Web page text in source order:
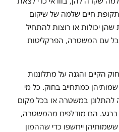
חיים שלמה של שיקום
שהן יכולות או רוצות להתחיל
עם המשטרה, הפרקליטות
הקיים והגנה על מתלוננות
כמתחייב בחוק. כל מי
במשטרה או בכל מקום
ברגע. הם מודלפים מהמשטרה,
ייחשפו כדי שההמון